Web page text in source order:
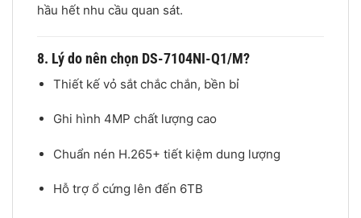
hầu hết nhu cầu quan sát.
8. Lý do nên chọn DS-7104NI-Q1/M?
Thiết kế vỏ sắt chắc chắn, bền bỉ
Ghi hình 4MP chất lượng cao
Chuẩn nén H.265+ tiết kiệm dung lượng
Hỗ trợ ổ cứng lên đến 6TB